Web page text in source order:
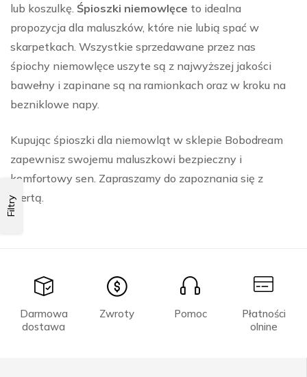
Filtry
lub koszulkę. Śpioszki niemowlęce to idealna
propozycja dla maluszków, które nie lubią spać w
skarpetkach. Wszystkie sprzedawane przez nas
śpiochy niemowlęce uszyte są z najwyższej jakości
bawełny i zapinane są na ramionkach oraz w kroku na
bezniklowe napy.
Kupując śpioszki dla niemowląt w sklepie Bobodream
zapewnisz swojemu maluszkowi bezpieczny i
komfortowy sen. Zapraszamy do zapoznania się z
ofertą.
Darmowa
dostawa
Zwroty Pomoc
Płatności
olnine